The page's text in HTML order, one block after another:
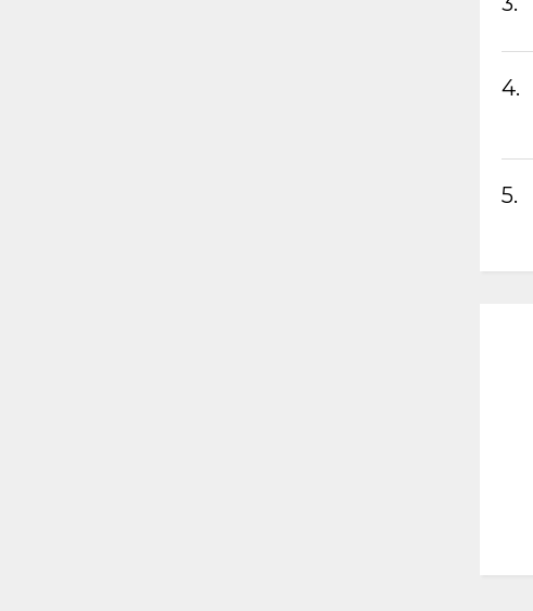
4.
5.